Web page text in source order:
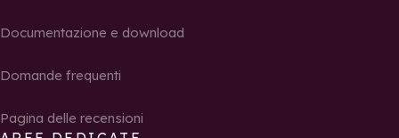
Documentazione e download
Domande frequenti
Pagina delle recensioni